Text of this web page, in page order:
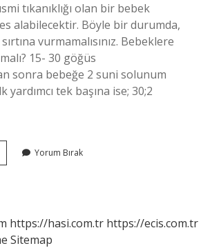
tıkanıklığı olan bir bebek
alabilecektir. Böyle bir durumda,
vurmamalısınız. Bebeklere
15- 30 göğüs
sonra bebeğe 2 suni solunum
yardımcı tek başına ise; 30;2
Yorum Bırak
https://hasi.com.tr https://ecis.com.tr
Sitemap